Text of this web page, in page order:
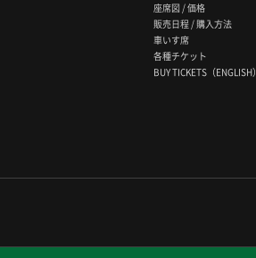
座席図 / 価格
販売日程 / 購入方法
車いす席
各種チケット
BUY TICKETS（ENGLISH）